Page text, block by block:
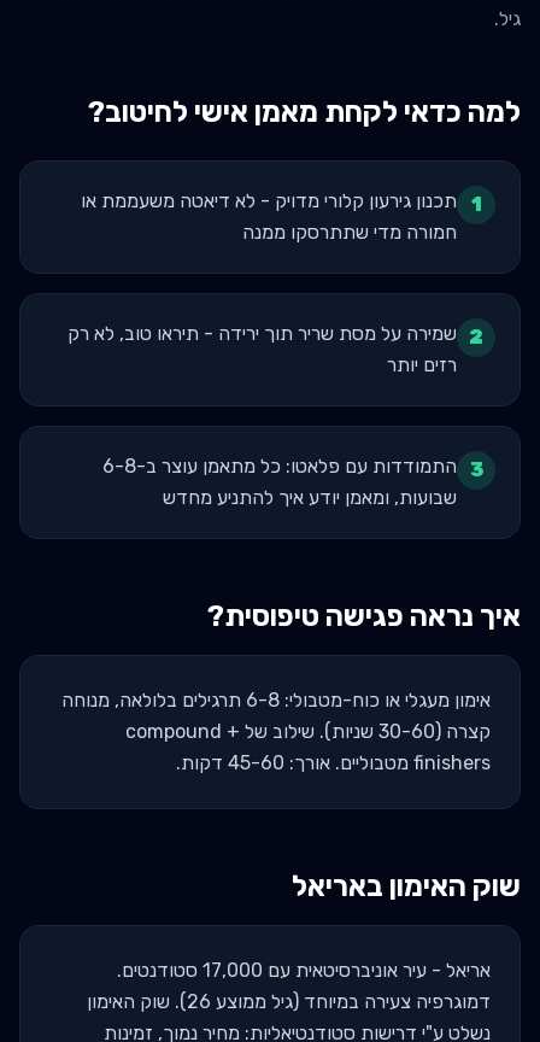
גיל.
למה כדאי לקחת מאמן אישי לחיטוב?
1
תכנון גירעון קלורי מדויק - לא דיאטה משעממת או
חמורה מדי שתתרסקו ממנה
2
שמירה על מסת שריר תוך ירידה - תיראו טוב, לא רק
רזים יותר
3
התמודדות עם פלאטו: כל מתאמן עוצר ב-6-8
שבועות, ומאמן יודע איך להתניע מחדש
איך נראה פגישה טיפוסית?
אימון מעגלי או כוח-מטבולי: 6-8 תרגילים בלולאה, מנוחה
קצרה (30-60 שניות). שילוב של compound +
finishers מטבוליים. אורך: 45-60 דקות.
שוק האימון באריאל
אריאל - עיר אוניברסיטאית עם 17,000 סטודנטים.
דמוגרפיה צעירה במיוחד (גיל ממוצע 26). שוק האימון
נשלט ע"י דרישות סטודנטיאליות: מחיר נמוך, זמינות